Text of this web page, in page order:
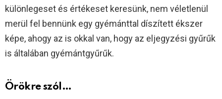
különlegeset és értékeset keresünk, nem véletlenül
merül fel bennünk egy gyémánttal díszített ékszer
képe, ahogy az is okkal van, hogy az eljegyzési gyűrűk
is általában gyémántgyűrűk.
Örökre szól…